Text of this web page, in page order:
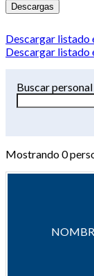
Descargas
Descargar listado
Descargar listado
Buscar personal
Mostrando0